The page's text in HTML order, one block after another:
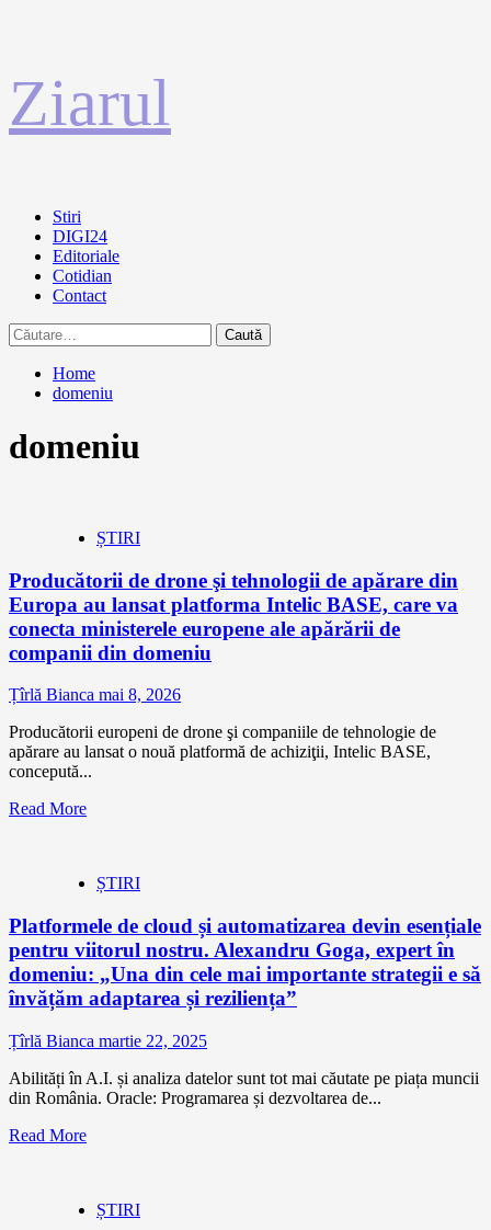
la
conținut
Ziarul
Primary
Menu
Stiri
DIGI24
Editoriale
Cotidian
Contact
Caută
după:
Home
domeniu
domeniu
ȘTIRI
Producătorii de drone şi tehnologii de apărare din
Europa au lansat platforma Intelic BASE, care va
conecta ministerele europene ale apărării de
companii din domeniu
Țîrlă Bianca mai 8, 2026
Producătorii europeni de drone şi companiile de tehnologie de
apărare au lansat o nouă platformă de achiziţii, Intelic BASE,
concepută...
Read More
ȘTIRI
Platformele de cloud și automatizarea devin esențiale
pentru viitorul nostru. Alexandru Goga, expert în
domeniu: „Una din cele mai importante strategii e să
învățăm adaptarea și reziliența”
Țîrlă Bianca martie 22, 2025
Abilități în A.I. și analiza datelor sunt tot mai căutate pe piața muncii
din România. Oracle: Programarea și dezvoltarea de...
Read More
ȘTIRI